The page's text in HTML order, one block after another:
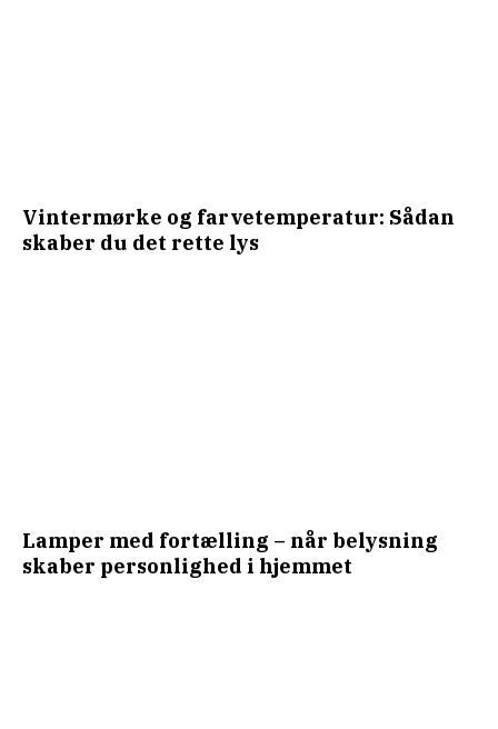
Vintermørke og farvetemperatur: Sådan
skaber du det rette lys
Lamper med fortælling – når belysning
skaber personlighed i hjemmet